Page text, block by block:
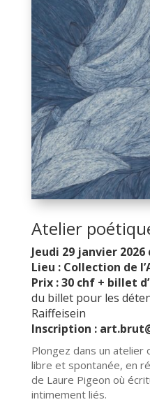
Atelier
Jeudi 29 janvier 2026
Lieu : Collection de
Prix : 30 chf + billet
du billet pour les
Raiffeisein
Inscription :
Plongez dans un atelier
libre et spontanée, en
de Laure Pigeon où
intimement liés.